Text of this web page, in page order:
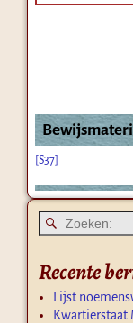
[S37]
Recente
Lijst
Kwartierstaat